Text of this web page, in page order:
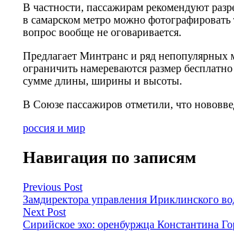
В частности, пассажирам рекомендуют
в самарском метро можно
вопрос вообще не оговаривается.
Предлагает Минтранс и ряд непопулярных
ограничить намереваются размер
сумме длины, ширины и высоты.
В Союзе пассажиров отметили, что
россия и мир
Навигация по записям
Previous Post
Замдиректора управления Ириклинского
Next Post
Сирийское эхо: оренбуржца Константина